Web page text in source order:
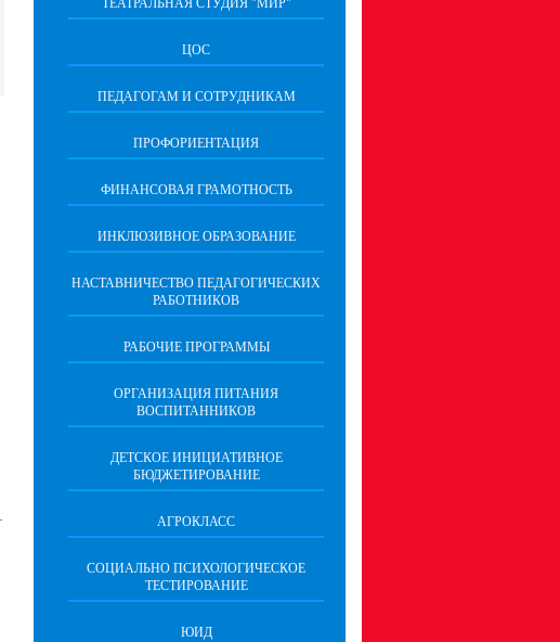
ТЕАТРАЛЬНАЯ СТУДИЯ "МИР"
ЦОС
ПЕДАГОГАМ И СОТРУДНИКАМ
ПРОФОРИЕНТАЦИЯ
ФИНАНСОВАЯ ГРАМОТНОСТЬ
ИНКЛЮЗИВНОЕ ОБРАЗОВАНИЕ
НАСТАВНИЧЕСТВО ПЕДАГОГИЧЕСКИХ
РАБОТНИКОВ
РАБОЧИЕ ПРОГРАММЫ
ОРГАНИЗАЦИЯ ПИТАНИЯ
ВОСПИТАННИКОВ
ДЕТСКОЕ ИНИЦИАТИВНОЕ
БЮДЖЕТИРОВАНИЕ
АГРОКЛАСС
СОЦИАЛЬНО ПСИХОЛОГИЧЕСКОЕ
ТЕСТИРОВАНИЕ
ЮИД